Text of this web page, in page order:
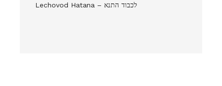
Lechovod Hatana – לכבוד התנא